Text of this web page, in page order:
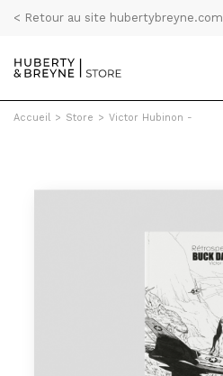
< Retour au site hubertybreyne.com
Accueil > Store > Victor Hubinon -